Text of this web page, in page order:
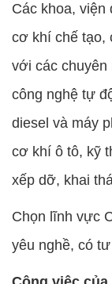
Các khoa,
cơ khí chế tạo,
với các
công nghệ tự
diesel và máy
cơ khí ô tô, kỹ
xếp dỡ, khai
Chọn lĩnh vực
yêu nghề, có